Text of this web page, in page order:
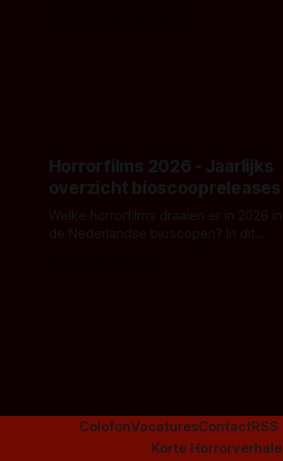
Horrorfilms 2026 - Jaarlijks
overzicht bioscoopreleases
Welke horrorfilms draaien er in 2026 in
de Nederlandse bioscopen? In dit
ColofonVacaturesContactRSS
Korte